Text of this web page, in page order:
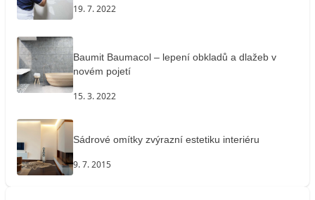
19. 7. 2022
Baumit Baumacol – lepení obkladů a dlažeb v
novém pojetí
15. 3. 2022
Sádrové omítky zvýrazní estetiku interiéru
9. 7. 2015